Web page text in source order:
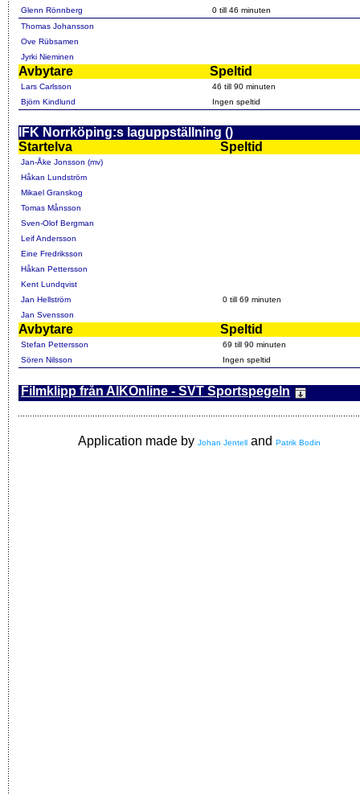
Glenn Rönnberg
0 till 46 minuten
Thomas Johansson
Ove Rübsamen
Jyrki Nieminen
Avbytare Speltid
Lars Carlsson
46 till 90 minuten
Björn Kindlund
Ingen speltid
IFK Norrköping:s laguppställning ()
Startelva
Speltid
Jan-Åke Jonsson (mv)
Håkan Lundström
Mikael Granskog
Tomas Månsson
Sven-Olof Bergman
Leif Andersson
Eine Fredriksson
Håkan Pettersson
Kent Lundqvist
Jan Hellström
0 till 69 minuten
Jan Svensson
Avbytare Speltid
Stefan Pettersson
69 till 90 minuten
Sören Nilsson
Ingen speltid
Filmklipp från AIKOnline - SVT Sportspegeln
Application made by Johan Jentell and Patrik Bodin